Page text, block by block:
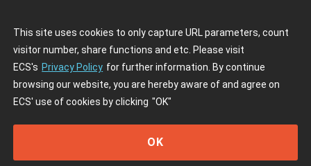
This site uses cookies to only capture URL parameters, count
visitor number, share functions and etc. Please visit
ECS's Privacy Policy for further information. By continue
browsing our website, you are hereby aware of and agree on
ECS' use of cookies by clicking "OK"
OK